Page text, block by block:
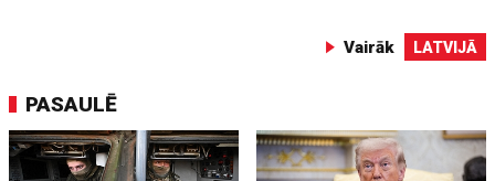
Vairāk LATVIJĀ
PASAULĒ